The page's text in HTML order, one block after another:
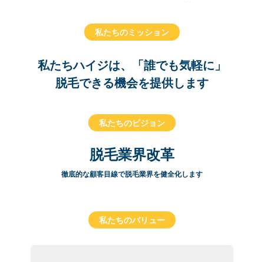
私たちのミッション
私たちハイジは、「誰でも気軽に」
脱毛できる機会を提供します
私たちのビジョン
脱毛業界改革
徹底的な顧客目線で脱毛業界を健全化します
私たちのバリュー